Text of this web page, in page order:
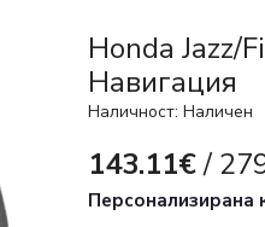
Honda Jazz/
Навигация
Наличност: Наличен
143.11€/